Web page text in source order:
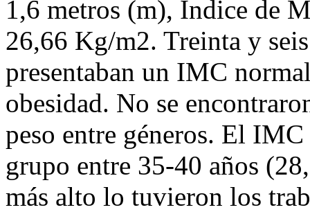
1,6 metros (m), Índice de
26,66 Kg/m2. Treinta y
presentaban un IMC
obesidad. No se
peso entre géneros. El
grupo entre 35-40 años
más alto lo tuvieron los